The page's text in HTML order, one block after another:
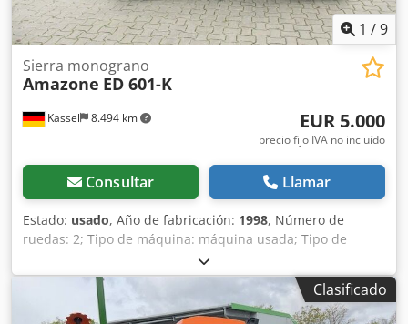
1 /9
Kassel 8.494 km
Sierra monograno
Amazone ED 601-K
EUR 5.000
precio fijo IVA no incluído
Consultar Llamar
Estado: usado, Año de fabricación: 1998, Número de
ruedas: 2; Tipo de máquina: máquina usada; Tipo de
bastidor: montaje; Sistema de fertilización / sinfín de
fertilizante / Dcedpfx Aor Ncfqsbrsk
Clasificado